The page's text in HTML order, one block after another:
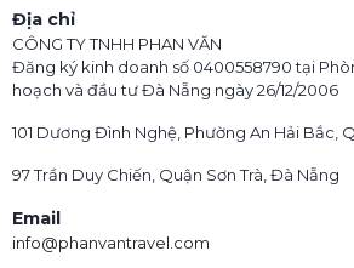
Địa chỉ
CÔNG TY TNHH PHAN VĂN
Đăng ký kinh doanh số 0400558790 tại
hoạch và đầu tư Đà Nẵng ngày 26/12/2006
101 Dương Đình Nghệ, Phường An Hải Bắc,
97 Trần Duy Chiến, Quận Sơn Trà, Đà Nẵng
Email
info@phanvantravel.com